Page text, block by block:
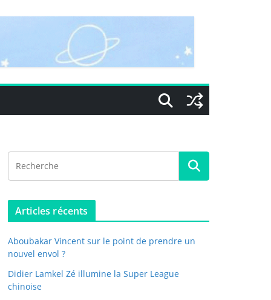
Articles récents
Aboubakar Vincent sur le point de prendre un
nouvel envol ?
Didier Lamkel Zé illumine la Super League
chinoise